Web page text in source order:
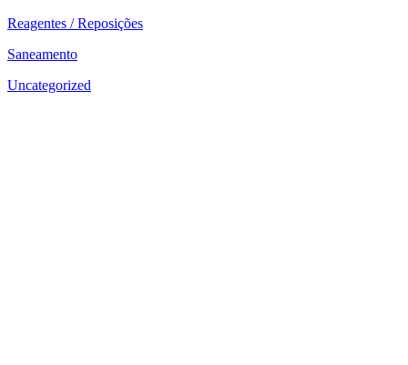
Reagentes / Reposições
Saneamento
Uncategorized